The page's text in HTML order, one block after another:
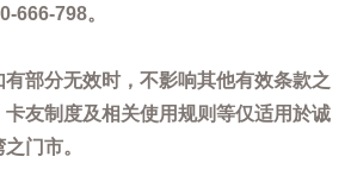
666-798。
部分无效时，不影响其他有效条款之
友制度及相关使用规则等仅适用於诚
门市。